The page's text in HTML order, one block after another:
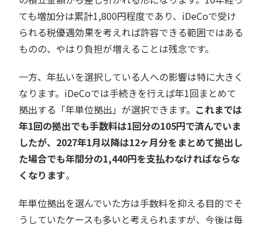
ても増加分は累計1,800円程度であり、iDeCoで受け
られる税優遇効果を考えれば許容できる範囲ではある
ものの、やはり負担が増えることは残念です。
一方、年払いを選択している人への影響は特に大きく
なります。iDeCoでは手続きを行えば年1回まとめて
拠出する「年単位拠出」が選択できます。 これまでは
年1回の拠出でも手数料は1回分の105円で済んでいま
したが、2027年1月以降は12ヶ月分をまとめて拠出し
た場合でも年間分の1,440円を支払わなければならな
くなります。
年単位拠出を選んでいた方は手数料を抑える目的でそ
うしていたケースも多いと考えられますが、今後は毎